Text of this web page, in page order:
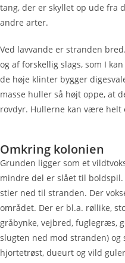
tang, der er skyllet op ude fra
andre arter.
Ved lavvande er stranden
og af forskellig slags, som I
de høje klinter bygger
masse huller så højt oppe, at
rovdyr. Hullerne kan være
Omkring kolonien
Grunden ligger som et
mindre del er slået til
stier ned til stranden. Der
området. Der er bl.a. røllike,
gråbynke, vejbred, fuglegræs,
slugten ned mod stranden) og
hjortetrøst, dueurt og vild